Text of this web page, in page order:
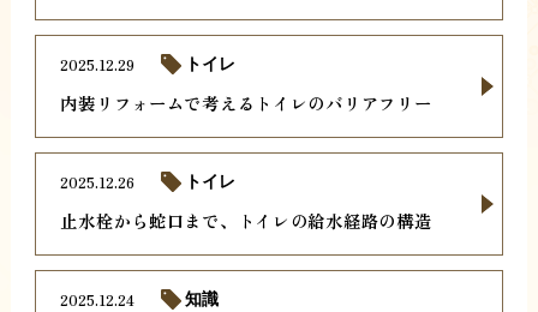
内装リフォームで考えるトイレのバリアフリー
2025.12.29 トイレ
止水栓から蛇口まで、トイレの給水経路の構造
2025.12.26 トイレ
2025.12.24 知識